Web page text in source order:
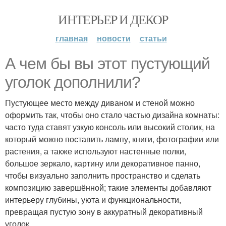
ИНТЕРЬЕР И ДЕКОР
главная новости статьи
А чем бы вы этот пустующий
уголок дополнили?
Пустующее место между диваном и стеной можно
оформить так, чтобы оно стало частью дизайна комнаты:
часто туда ставят узкую консоль или высокий столик, на
который можно поставить лампу, книги, фотографии или
растения, а также используют настенные полки,
большое зеркало, картину или декоративное панно,
чтобы визуально заполнить пространство и сделать
композицию завершённой; такие элементы добавляют
интерьеру глубины, уюта и функциональности,
превращая пустую зону в аккуратный декоративный